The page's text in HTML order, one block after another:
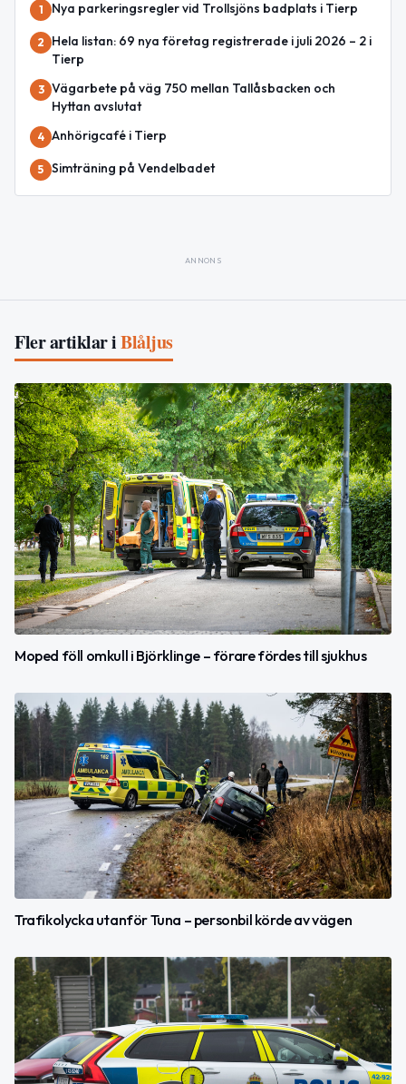
1 Nya parkeringsregler vid Trollsjöns badplats i Tierp
2
Hela listan: 69 nya företag registrerade i juli 2026 – 2 i
Tierp
3 Vägarbete på väg 750 mellan Tallåsbacken och
Hyttan avslutat
4 Anhörigcafé i Tierp
5 Simträning på Vendelbadet
ANNONS
Fler artiklar iBlåljus
Moped föll omkull i Björklinge – förare fördes till sjukhus
Trafikolycka utanför Tuna – personbil körde av vägen